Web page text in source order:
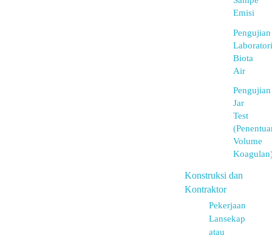
Emisi
Pengujian
Biota
Air
Pengujian
Jar
Test
Volume
Konstruksi dan
Kontraktor
Pekerjaan
Lansekap
atau